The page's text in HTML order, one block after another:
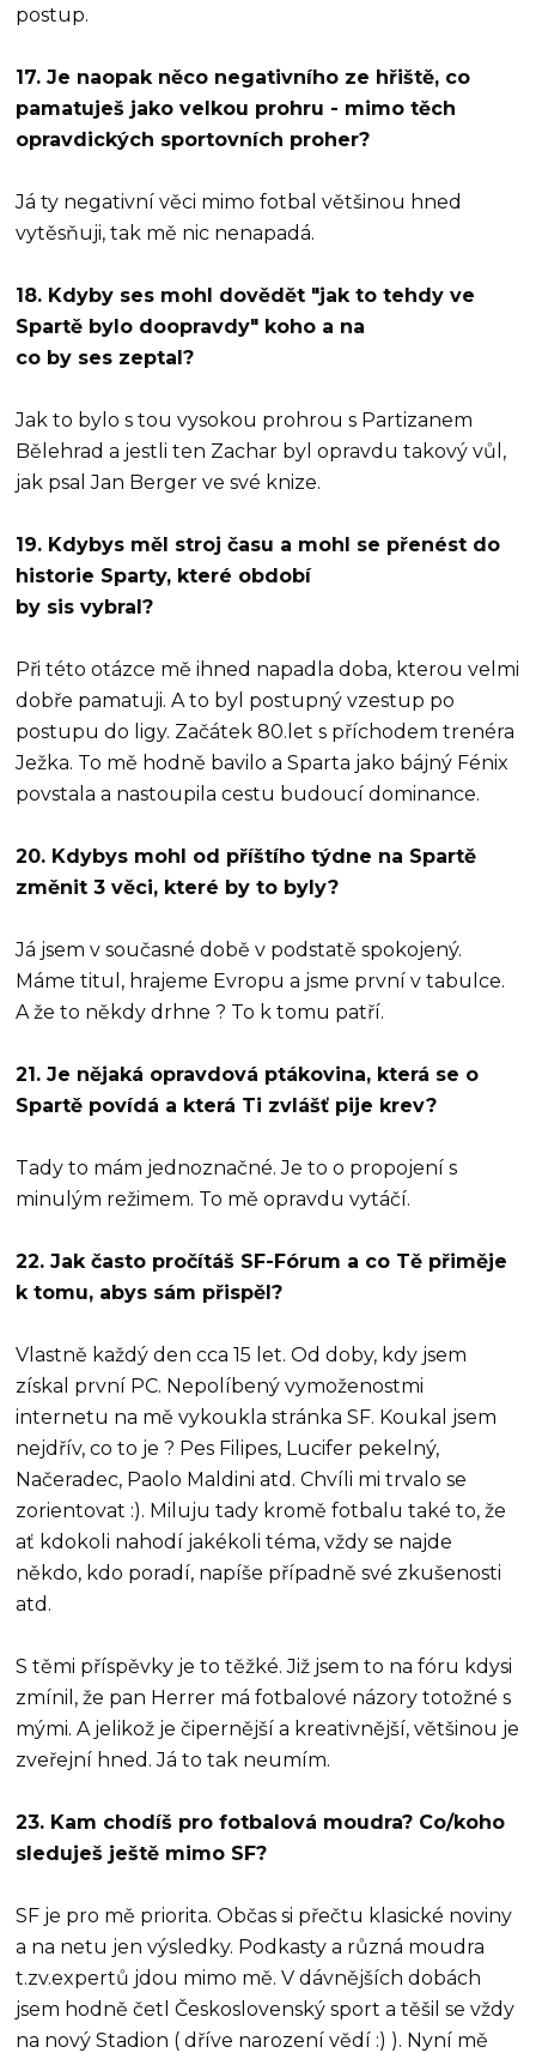
postup.
17. Je naopak něco negativního ze hřiště, co
pamatuješ jako velkou prohru - mimo těch
opravdických sportovních proher?
Já ty negativní věci mimo fotbal většinou hned
vytěsňuji, tak mě nic nenapadá.
18. Kdyby ses mohl dovědět "jak to tehdy ve
Spartě bylo doopravdy" koho a na
co by ses zeptal?
Jak to bylo s tou vysokou prohrou s Partizanem
Bělehrad a jestli ten Zachar byl opravdu takový vůl,
jak psal Jan Berger ve své knize.
19. Kdybys měl stroj času a mohl se přenést do
historie Sparty, které období
by sis vybral?
Při této otázce mě ihned napadla doba, kterou velmi
dobře pamatuji. A to byl postupný vzestup po
postupu do ligy. Začátek 80.let s příchodem trenéra
Ježka. To mě hodně bavilo a Sparta jako bájný Fénix
povstala a nastoupila cestu budoucí dominance.
20. Kdybys mohl od příštího týdne na Spartě
změnit 3 věci, které by to byly?
Já jsem v současné době v podstatě spokojený.
Máme titul, hrajeme Evropu a jsme první v tabulce.
A že to někdy drhne ? To k tomu patří.
21. Je nějaká opravdová ptákovina, která se o
Spartě povídá a která Ti zvlášť pije krev?
Tady to mám jednoznačné. Je to o propojení s
minulým režimem. To mě opravdu vytáčí.
22. Jak často pročítáš SF-Fórum a co Tě přiměje
k tomu, abys sám přispěl?
Vlastně každý den cca 15 let. Od doby, kdy jsem
získal první PC. Nepolíbený vymoženostmi
internetu na mě vykoukla stránka SF. Koukal jsem
nejdřív, co to je ? Pes Filipes, Lucifer pekelný,
Načeradec, Paolo Maldini atd. Chvíli mi trvalo se
zorientovat :). Miluju tady kromě fotbalu také to, že
ať kdokoli nahodí jakékoli téma, vždy se najde
někdo, kdo poradí, napíše případně své zkušenosti
atd.
S těmi příspěvky je to těžké. Již jsem to na fóru kdysi
zmínil, že pan Herrer má fotbalové názory totožné s
mými. A jelikož je čipernější a kreativnější, většinou je
zveřejní hned. Já to tak neumím.
23. Kam chodíš pro fotbalová moudra? Co/koho
sleduješ ještě mimo SF?
SF je pro mě priorita. Občas si přečtu klasické noviny
a na netu jen výsledky. Podkasty a různá moudra
t.zv.expertů jdou mimo mě. V dávnějších dobách
jsem hodně četl Československý sport a těšil se vždy
na nový Stadion ( dříve narození vědí :) ). Nyní mě